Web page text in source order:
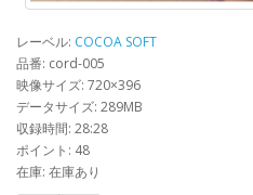
レーベル: COCOA SOFT
品番: cord-005
映像サイズ: 720×396
データサイズ: 289MB
収録時間: 28:28
ポイント: 48
在庫: 在庫あり